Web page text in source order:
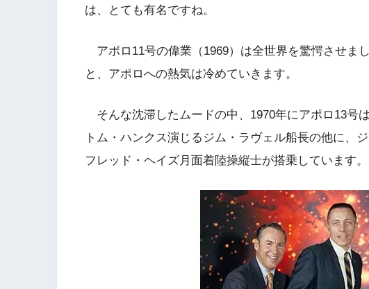
は、とても有名ですね。
アポロ11号の偉業（1969）は全世界を驚愕させま
と、アポロへの熱気は冷めていきます。
そんな沈滞したムードの中、1970年にアポロ13号
トム・ハンクス演じるジム・ラヴェル船長の他に、
フレッド・ヘイズ月面着陸操縦士が搭乗しています。